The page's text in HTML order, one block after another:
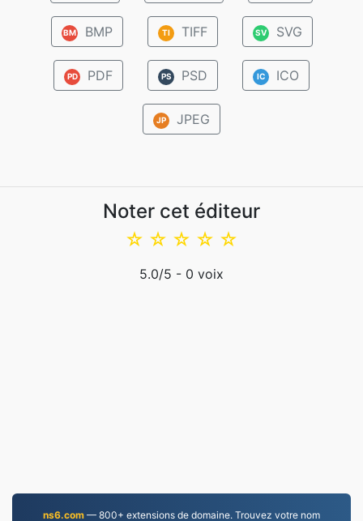
BM BMP TI TIFF SV SVG
PD PDF PS PSD IC ICO
JP JPEG
Noter cet éditeur
☆
☆
☆
☆
☆
5.0/5 - 0 voix
ns6.com — 800+ extensions de domaine. Trouvez votre nom